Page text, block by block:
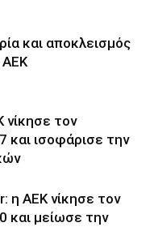
και αποκλεισμός
ΑΕΚ
νίκησε τον
και ισοφάρισε την
η ΑΕΚ νίκησε τον
και μείωσε την